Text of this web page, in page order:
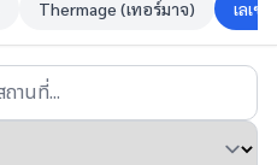
Thermage (เทอร์มาจ) เลเซ